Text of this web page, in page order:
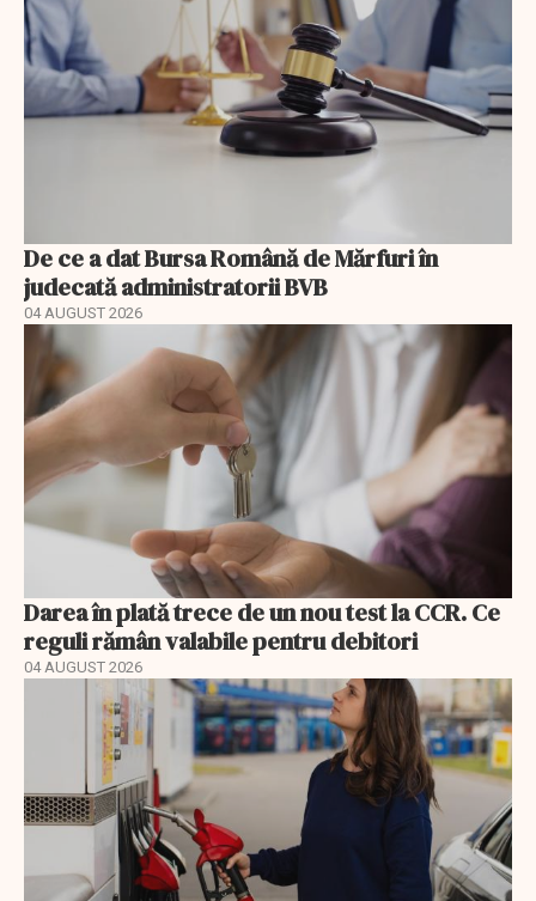
De ce a dat Bursa Română de Mărfuri în
judecată administratorii BVB
04 AUGUST 2026
Darea în plată trece de un nou test la CCR. Ce
reguli rămân valabile pentru debitori
04 AUGUST 2026